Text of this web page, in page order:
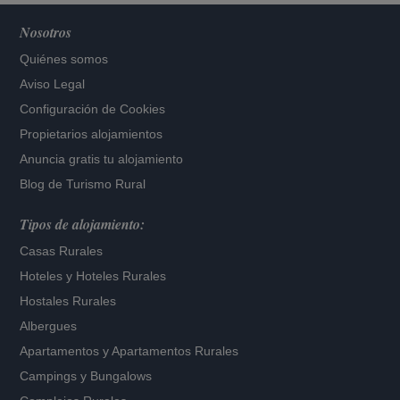
Nosotros
Quiénes somos
Aviso Legal
Configuración de Cookies
Propietarios alojamientos
Anuncia gratis tu alojamiento
Blog de Turismo Rural
Tipos de alojamiento:
Casas Rurales
Hoteles y Hoteles Rurales
Hostales Rurales
Albergues
Apartamentos yApartamentos Rurales
Campings y Bungalows